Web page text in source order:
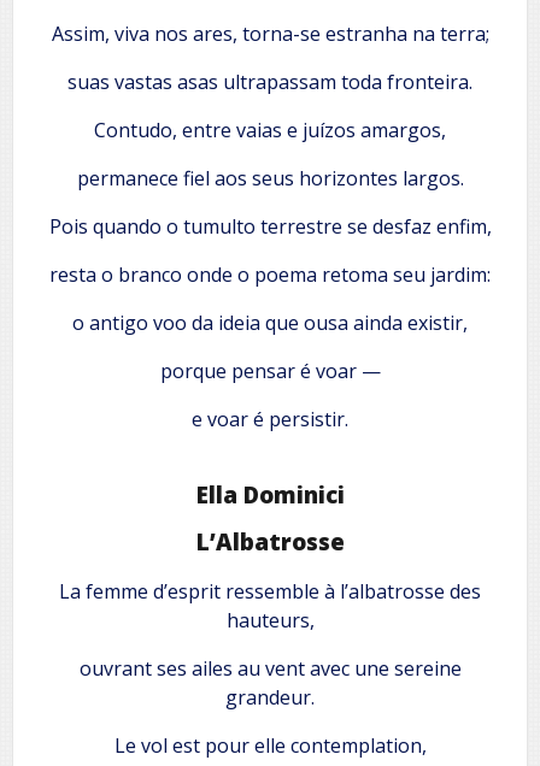
Assim, viva nos ares, torna-se estranha na terra;
suas vastas asas ultrapassam toda fronteira.
Contudo, entre vaias e juízos amargos,
permanece fiel aos seus horizontes largos.
Pois quando o tumulto terrestre se desfaz enfim,
resta o branco onde o poema retoma seu jardim:
o antigo voo da ideia que ousa ainda existir,
porque pensar é voar —
e voar é persistir.
Ella Dominici
L’Albatrosse
La femme d’esprit ressemble à l’albatrosse des
hauteurs,
ouvrant ses ailes au vent avec une sereine
grandeur.
Le vol est pour elle contemplation,